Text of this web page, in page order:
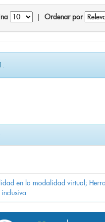
Ordenar por
en la modalidad virtual;
inclusiva